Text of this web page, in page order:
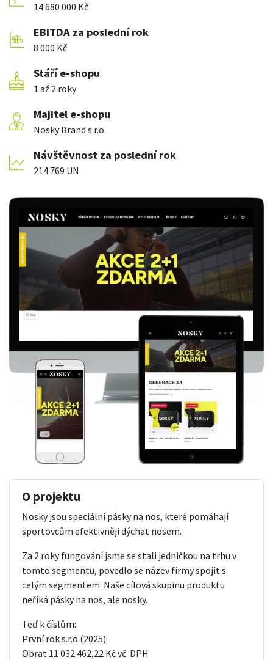
14 680 000 Kč
EBITDA za poslední rok
8 000 Kč
Stáří e-shopu
1 až 2 roky
Majitel e-shopu
Nosky Brand s.r.o.
Návštěvnost za poslední rok
214 769 UN
O projektu
Nosky jsou speciální pásky na nos, které pomáhají
sportovcům efektivněji dýchat nosem.
Za 2 roky fungování jsme se stali jedničkou na trhu v
tomto segmentu, povedlo se název firmy spojit s
celým segmentem. Naše cílová skupinu produktu
neříká pásky na nos, ale nosky.
Teď k číslům:
První rok s.r.o (2025):
Obrat 11 032 462,22 Kč vč. DPH